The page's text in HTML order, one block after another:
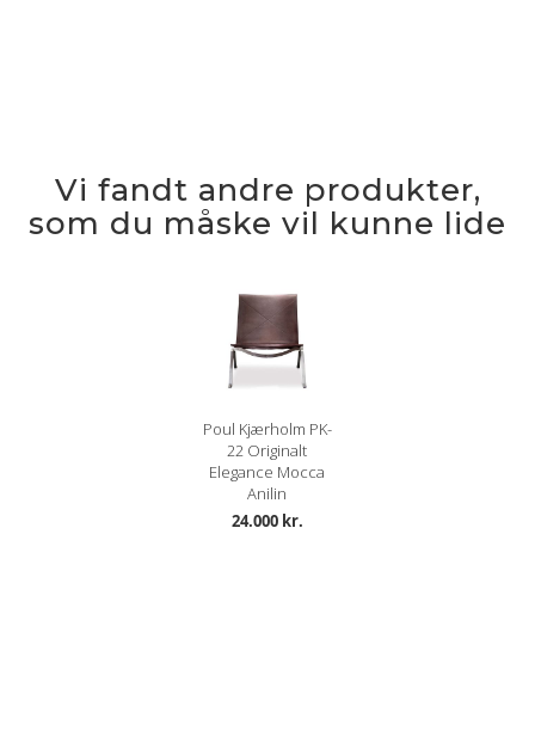
Vi fandt andre produkter,
som du måske vil kunne lide
Poul Kjærholm PK-
22 Originalt
Elegance Mocca
Anilin
24.000 kr.